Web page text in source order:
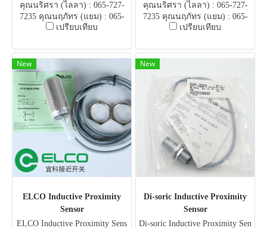
คุณนริศรา (ไลลา) : 065-727-
7235 คุณนฤภัทร (แยม) : 065-
051-5951 E-mail .
เปรียบเทียบ
คุณนริศรา (ไลลา) : 065-727-
7235 คุณนฤภัทร (แยม) : 065-
051-5951 E-mail .
เปรียบเทียบ
New
ELCO Inductive Proximity
Sensor
ELCO Inductive Proximity Sens
New
Di-soric Inductive Proximity
Sensor
Di-soric Inductive Proximity Sen